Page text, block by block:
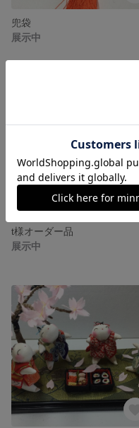
兜袋
展示中
t様オーダー品
展示中